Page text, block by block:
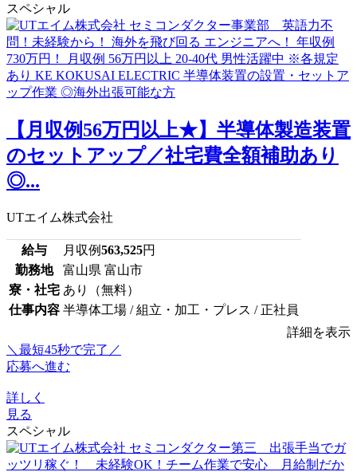
スペシャル
【月収例56万円以上★】半導体製造装置
のセットアップ／社宅費全額補助あり
◎...
UTエイム株式会社
給与 月収例563,525円
勤務地
富山県 富山市
寮・社宅 あり（無料）
仕事内容 半導体工場 / 組立・加工・プレス / 正社員
詳細を表示
＼最短45秒で完了／
応募へ進む
詳しく
見る
スペシャル